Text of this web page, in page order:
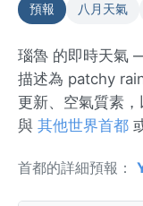
預報 八月天氣
瑙魯 的即時天氣
描述為 patchy
更新、空氣質素，
與 其他世界首都
首都的詳細預報：